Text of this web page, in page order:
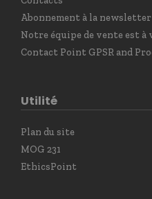
Abonnement à la newsletter
Notre équipe de vente est à
Contact Point GPSR and
Utilité
Plan du site
MOG 231
EthicsPoint